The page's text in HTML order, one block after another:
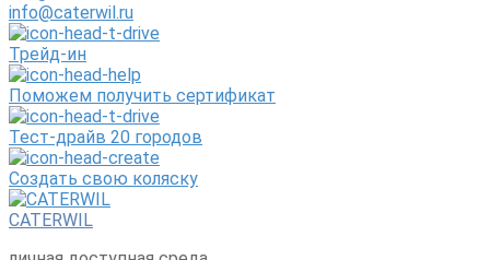
info@caterwil.ru
Трейд-ин
Поможем получить сертификат
Тест-драйв 20 городов
Создать свою коляску
CATERWIL